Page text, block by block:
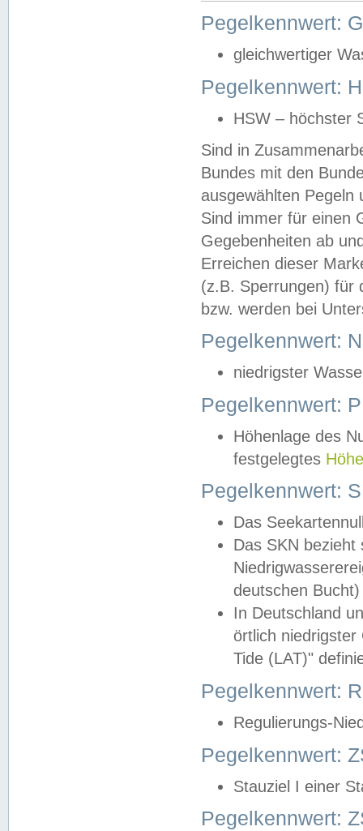
Pegelkennwert:
gleichwertiger
Pegelkennwert:
HSW – höchster
Sind in
Bundes mit den
ausgewählten
Sind immer für einen
Gegebenheiten ab
Erreichen dieser
(z.B. Sperrungen) für
bzw. werden bei
Pegelkennwert:
niedrigster
Pegelkennwert:
Höhenlage des
festgelegtes
Pegelkennwert:
Das
Das SKN
deutschen
In Deutschland
örtlich
Tide (LAT)"
Pegelkennwert:
Regulierungs-
Pegelkennwert:
Stauziel I einer
Pegelkennwert: